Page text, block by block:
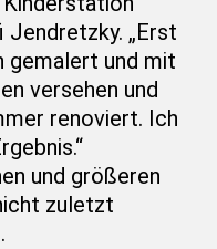
Jendretzky. „Erst
gemalert und mit
versehen und
renoviert. Ich
und größeren
zuletzt